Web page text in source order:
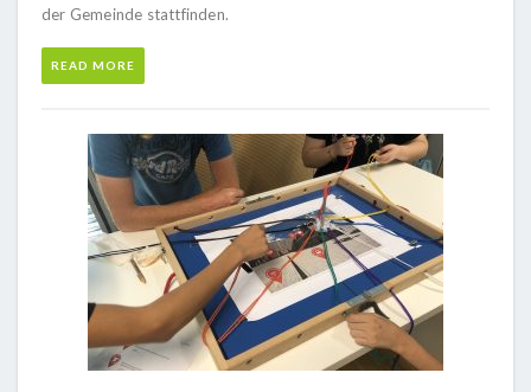
der Gemeinde stattfinden.
READ MORE